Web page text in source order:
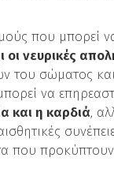
που μπορεί
νευρικές
του σώματος
να
και η καρδιά,
που